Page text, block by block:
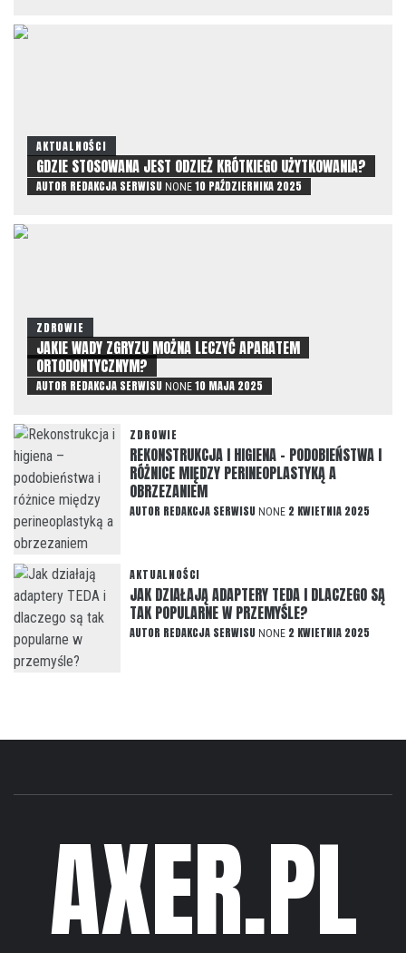
AKTUALNOŚCI
GDZIE STOSOWANA JEST ODZIEŻ KRÓTKIEGO UŻYTKOWANIA?
AUTOR REDAKCJA SERWISU NONE 10 PAŹDZIERNIKA 2025
ZDROWIE
JAKIE WADY ZGRYZU MOŻNA LECZYĆ APARATEM
ORTODONTYCZNYM?
AUTOR REDAKCJA SERWISU NONE 10 MAJA 2025
ZDROWIE
REKONSTRUKCJA I HIGIENA – PODOBIEŃSTWA I
RÓŻNICE MIĘDZY PERINEOPLASTYKĄ A
OBRZEZANIEM
AUTOR REDAKCJA SERWISU NONE 2 KWIETNIA 2025
AKTUALNOŚCI
JAK DZIAŁAJĄ ADAPTERY TEDA I DLACZEGO SĄ
TAK POPULARNE W PRZEMYŚLE?
AUTOR REDAKCJA SERWISU NONE 2 KWIETNIA 2025
AXER.PL